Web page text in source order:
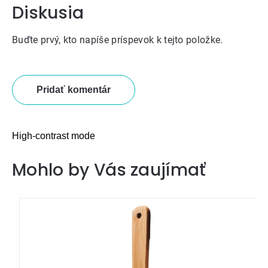
Diskusia
Buďte prvý, kto napíše príspevok k tejto položke.
Pridať komentár
High-contrast mode
Mohlo by Vás zaujímať